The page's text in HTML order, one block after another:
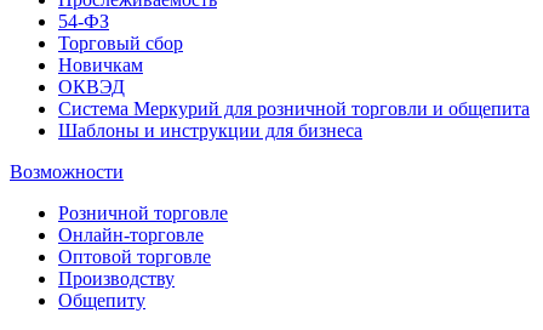
54-ФЗ
Торговый сбор
Новичкам
ОКВЭД
Система Меркурий для розничной торговли и общепита
Шаблоны и инструкции для бизнеса
Возможности
Розничной торговле
Онлайн-торговле
Оптовой торговле
Производству
Общепиту